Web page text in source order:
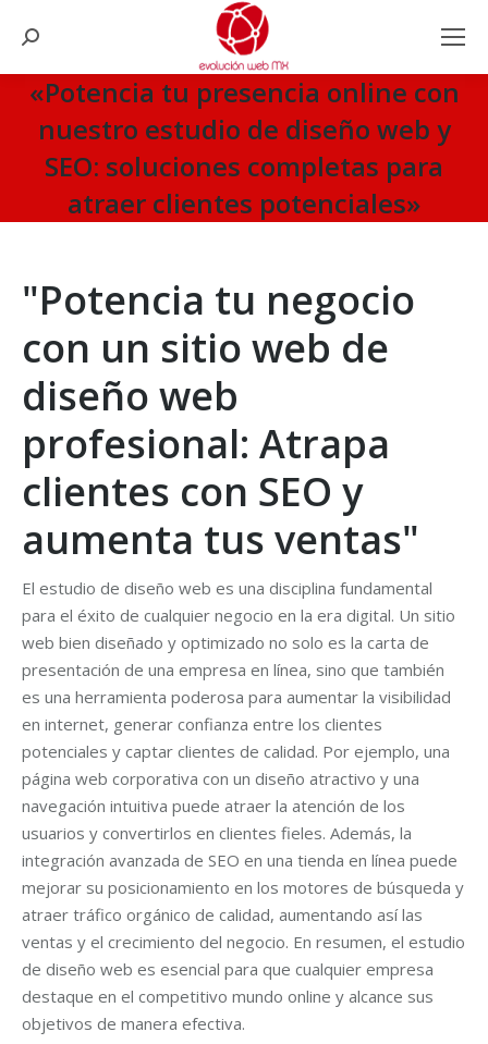
Search:
«Potencia tu presencia online con
nuestro estudio de diseño web y
SEO: soluciones completas para
atraer clientes potenciales»
"Potencia tu negocio
con un sitio web de
diseño web
profesional: Atrapa
clientes con SEO y
aumenta tus ventas"
El estudio de diseño web es una disciplina fundamental
para el éxito de cualquier negocio en la era digital. Un sitio
web bien diseñado y optimizado no solo es la carta de
presentación de una empresa en línea, sino que también
es una herramienta poderosa para aumentar la visibilidad
en internet, generar confianza entre los clientes
potenciales y captar clientes de calidad. Por ejemplo, una
página web corporativa con un diseño atractivo y una
navegación intuitiva puede atraer la atención de los
usuarios y convertirlos en clientes fieles. Además, la
integración avanzada de SEO en una tienda en línea puede
mejorar su posicionamiento en los motores de búsqueda y
atraer tráfico orgánico de calidad, aumentando así las
ventas y el crecimiento del negocio. En resumen, el estudio
de diseño web es esencial para que cualquier empresa
destaque en el competitivo mundo online y alcance sus
objetivos de manera efectiva.